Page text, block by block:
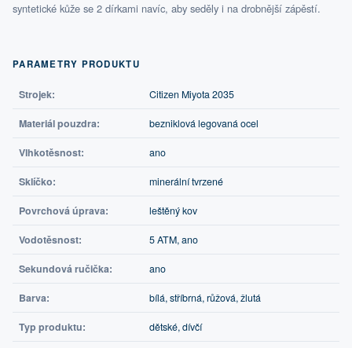
syntetické kůže se 2 dírkami navíc, aby seděly i na drobnější zápěstí.
PARAMETRY PRODUKTU
Strojek: Citizen Miyota 2035
Materiál pouzdra: bezniklová legovaná ocel
Vlhkotěsnost: ano
Sklíčko: minerální tvrzené
Povrchová úprava: leštěný kov
Vodotěsnost: 5 ATM, ano
Sekundová ručička: ano
Barva: bílá, stříbrná, růžová, žlutá
Typ produktu: dětské, dívčí